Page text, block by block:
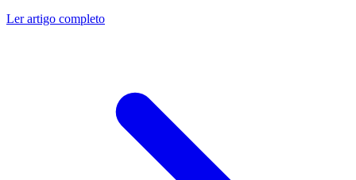
Ler artigo completo